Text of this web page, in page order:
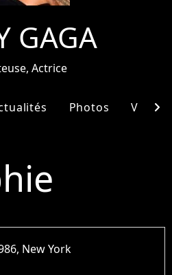
GAGA
Actrice
Photos Vidéos
chevron_right
New York